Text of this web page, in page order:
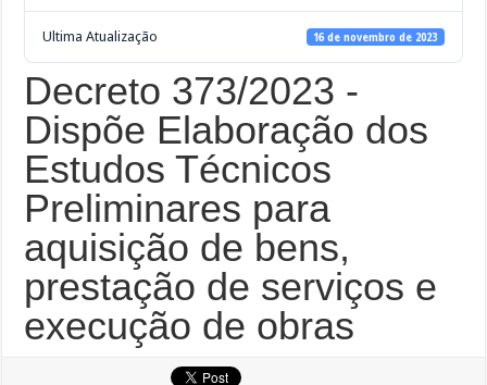
Ultima Atualização 16 de novembro de 2023
Decreto 373/2023 -
Dispõe Elaboração dos
Estudos Técnicos
Preliminares para
aquisição de bens,
prestação de serviços e
execução de obras